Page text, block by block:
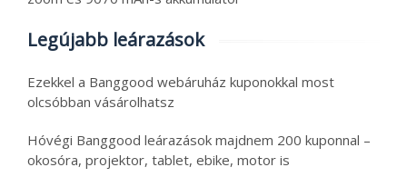
Legújabb leárazások
Ezekkel a Banggood webáruház kuponokkal most
olcsóbban vásárolhatsz
Hóvégi Banggood leárazások majdnem 200 kuponnal –
okosóra, projektor, tablet, ebike, motor is